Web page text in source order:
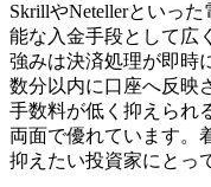
SkrillやNetellerといっ
能な入金手段として広
強みは決済処理が即時
数分以内に口座へ反映
手数料が低く抑えられ
両面で優れています。
抑えたい投資家にとっ